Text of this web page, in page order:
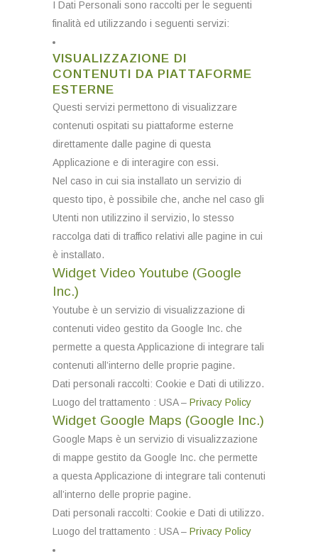
I Dati Personali sono raccolti per le seguenti
finalità ed utilizzando i seguenti servizi:
VISUALIZZAZIONE DI
CONTENUTI DA PIATTAFORME
ESTERNE
Questi servizi permettono di visualizzare
contenuti ospitati su piattaforme esterne
direttamente dalle pagine di questa
Applicazione e di interagire con essi.
Nel caso in cui sia installato un servizio di
questo tipo, è possibile che, anche nel caso gli
Utenti non utilizzino il servizio, lo stesso
raccolga dati di traffico relativi alle pagine in cui
è installato.
Widget Video Youtube (Google
Inc.)
Youtube è un servizio di visualizzazione di
contenuti video gestito da Google Inc. che
permette a questa Applicazione di integrare tali
contenuti all’interno delle proprie pagine.
Dati personali raccolti: Cookie e Dati di utilizzo.
Luogo del trattamento : USA – Privacy Policy
Widget Google Maps (Google Inc.)
Google Maps è un servizio di visualizzazione
di mappe gestito da Google Inc. che permette
a questa Applicazione di integrare tali contenuti
all’interno delle proprie pagine.
Dati personali raccolti: Cookie e Dati di utilizzo.
Luogo del trattamento : USA – Privacy Policy